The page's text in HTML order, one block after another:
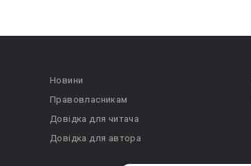
Новини
Правовласникам
Довідка для читача
Довідка для автора